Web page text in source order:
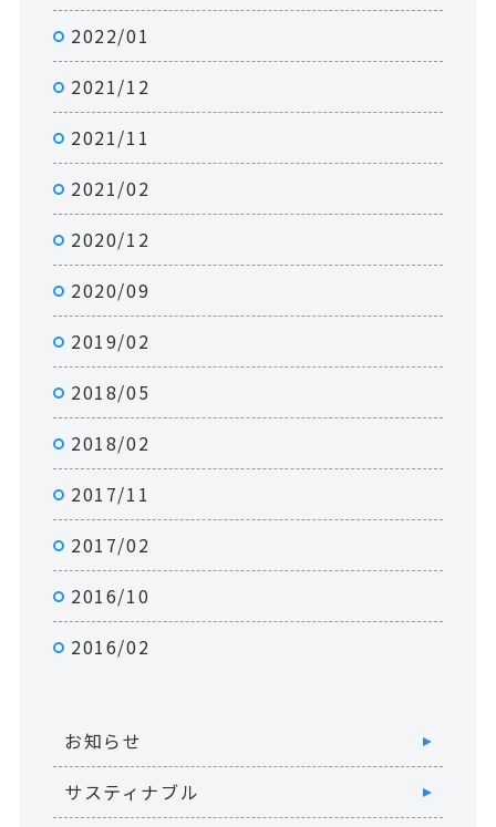
2022/01
2021/12
2021/11
2021/02
2020/12
2020/09
2019/02
2018/05
2018/02
2017/11
2017/02
2016/10
2016/02
お知らせ
サスティナブル